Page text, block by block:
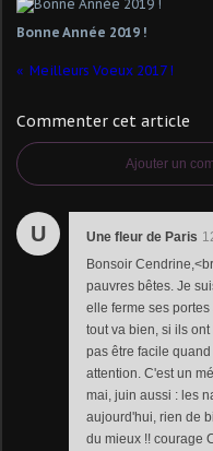
Bonne Année 2019 !
Meilleurs Voeux 2017 !
Commenter cet article
Ajouter un
U Une fleur de Paris
Bonsoir
pauvres bêtes. Je
elle ferme ses
tout va bien, si ils
pas être facile
attention. C'est un
mai, juin aussi : les
aujourd'hui, rien de
du mieux !! courage